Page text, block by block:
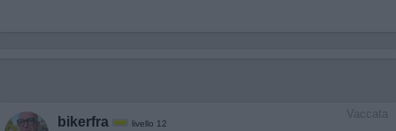
Vaccata
bikerfra livello 12